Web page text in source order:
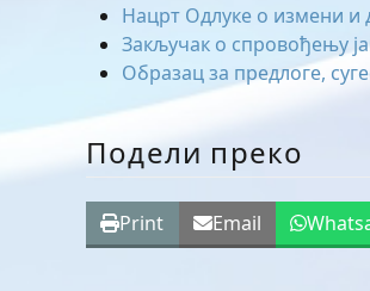
Нацрт Одлуке о измени и
Закључак о спровођењу
Образац за предлоге,
Подели преко
Print Email